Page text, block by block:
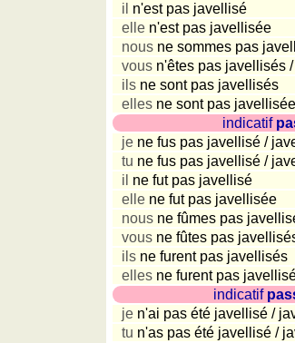
Französisch
Niederländisch
Portugiesisch
Rumänisch
Autokennzeichen
Sonnenstand
Fahrradtouren
Reisewortschatz
il n'est pas javellisé
elle n'est pas javellisée
nous ne sommes pas
vous n'êtes pas javellisés
ils ne sont pas javellisés
elles ne sont pas
indicatif
je ne fus pas javellisé /
tu ne fus pas javellisé /
il ne fut pas javellisé
elle ne fut pas javellisée
nous ne fûmes pas
vous ne fûtes pas
ils ne furent pas javellisés
elles ne furent pas
indicatif
je n'ai pas été javellisé /
tu n'as pas été javellisé /